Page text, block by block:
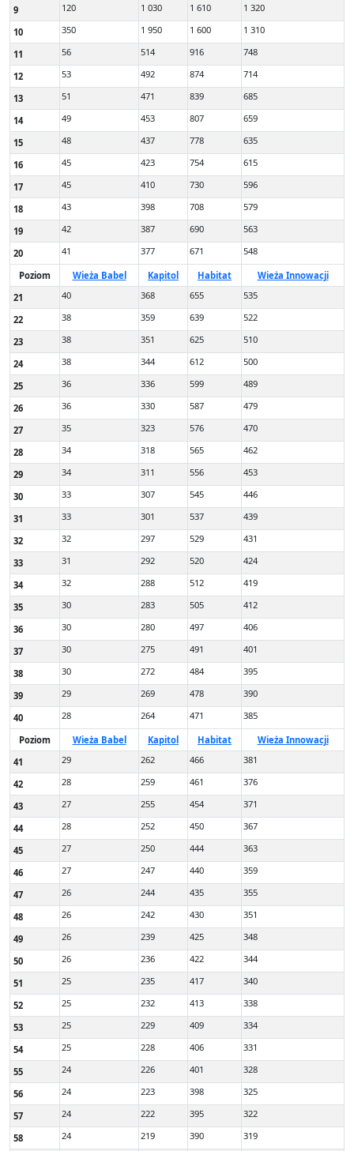
9 120 1 030 1 610 1 320
10 350 1 950 1 600 1 310
11 56 514 916 748
12 53 492 874 714
13 51 471 839 685
14 49 453 807 659
15 48 437 778 635
16 45 423 754 615
17 45 410 730 596
18 43 398 708 579
19 42 387 690 563
20 41 377 671 548
Poziom Wieża Babel Kapitol Habitat
Wieża Innowacji
21
40 368 655 535
22 38 359 639 522
23 38 351 625 510
24 38 344 612 500
25 36 336 599 489
26 36 330 587 479
27 35 323 576 470
28 34 318 565 462
29 34 311 556 453
30 33 307 545 446
31 33 301 537 439
32 32 297 529 431
33 31 292 520 424
34 32 288 512 419
35 30 283 505 412
36 30 280 497 406
37 30 275 491 401
38 30 272 484 395
39 29 269 478 390
40 28 264 471 385
Poziom Wieża Babel Kapitol Habitat
Wieża Innowacji
41
29 262 466 381
42 28 259 461 376
43 27 255 454 371
44 28 252 450 367
45 27 250 444 363
46 27 247 440 359
47 26 244 435 355
48 26 242 430 351
49 26 239 425 348
50 26 236 422 344
51 25 235 417 340
52 25 232 413 338
53 25 229 409 334
54 25 228 406 331
55 24 226 401 328
56 24 223 398 325
57 24 222 395 322
58 24 219 390 319